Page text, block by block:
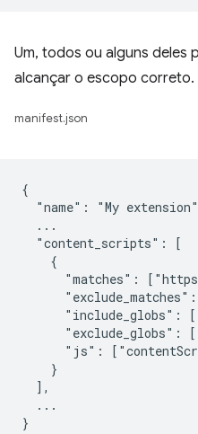
Um, todos ou alguns deles
alcançar o escopo correto.
manifest.json
{
"name": "My
  ...
  "content_scripts": [
    {
"matches":
"include_globs":
"exclude_globs":
"js":
    }
  ],
  ...